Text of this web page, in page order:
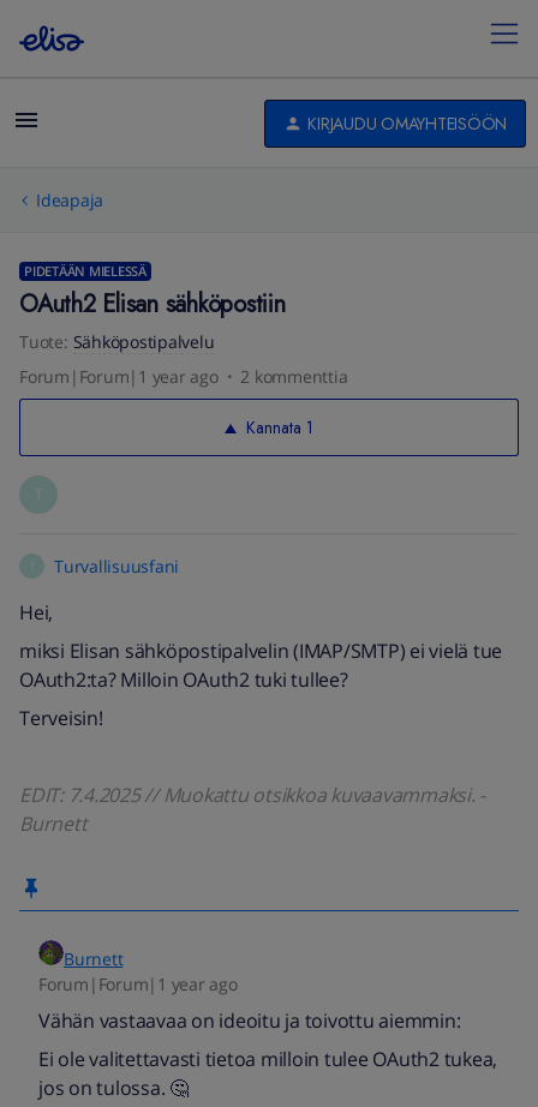
KIRJAUDU OMAYHTEISÖÖN
Ideapaja
PIDETÄÄN MIELESSÄ
OAuth2 Elisan sähköpostiin
Tuote: Sähköpostipalvelu
Forum|Forum|1 year ago
2 kommenttia
Kannata 1
T
Turvallisuusfani
Hei,
miksi Elisan sähköpostipalvelin (IMAP/SMTP) ei vielä tue
OAuth2:ta? Milloin OAuth2 tuki tullee?
Terveisin!
EDIT: 7.4.2025 // Muokattu otsikkoa kuvaavammaksi. -
Burnett
Burnett
Forum|Forum|1 year ago
Vähän vastaavaa on ideoitu ja toivottu aiemmin:
Ei ole valitettavasti tietoa milloin tulee OAuth2 tukea,
jos on tulossa. 🤔